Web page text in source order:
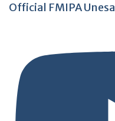
Official FMIPA Unesa